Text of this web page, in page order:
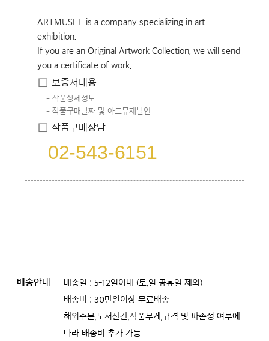
ARTMUSEE is a company specializing in art
exhibition.
If you are an Original Artwork Collection, we will send
you a certificate of work.
보증서내용
작품상세정보
작품구매날짜 및 아트뮤제날인
작품구매상담
02-543-6151
배송안내
배송일 : 5-12일이내 (토,일 공휴일 제외)
배송비 : 30만원이상 무료배송
해외주문,도서산간,작품무게,규격 및 파손성 여부에
따라 배송비 추가 가능